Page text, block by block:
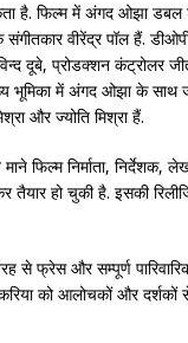
है. फिल्म में अंगद ओझा डबल
वीरेंद्र पॉल हैं.
दूबे, प्रोडक्शन कंट्रोलर
भूमिका में अंगद ओझा के साथ
और ज्योति मिश्रा हैं.
फिल्म निर्माता, निर्देशक,
हो चुकी है. इसकी
से फ्रेस और सम्पूर्ण
को आलोचकों और